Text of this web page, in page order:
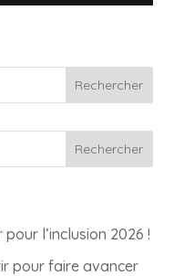
Rechercher
l’inclusion 2026 !
pour faire avancer